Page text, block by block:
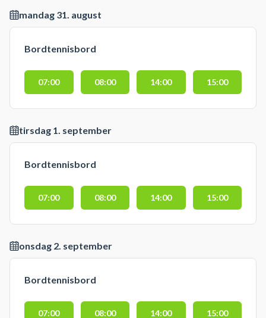
mandag 31. august
Bordtennisbord
07:00 08:00 14:00 15:00
tirsdag 1. september
Bordtennisbord
07:00 08:00 14:00 15:00
onsdag 2. september
Bordtennisbord
07:00 08:00 14:00 15:00